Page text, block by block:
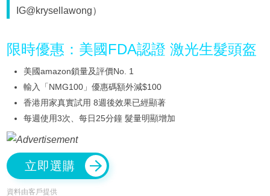
IG@krysellawong）
限時優惠：美國FDA認證 激光生髮頭盔
美國amazon鎖量及評價No. 1
輸入「NMG100」優惠碼額外減$100
香港用家真實試用 8週後效果已經顯著
每週使用3次、每日25分鐘 髮量明顯增加
立即選購
資料由客戶提供